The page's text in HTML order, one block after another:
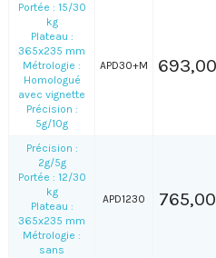
Portée : 15/30
kg
Plateau :
365x235 mm
Métrologie :
Homologué
avec vignette
Précision :
5g/10g
APD30+M
Précision :
2g/5g
Portée : 12/30
kg
Plateau :
365x235 mm
Métrologie :
sans
APD1230